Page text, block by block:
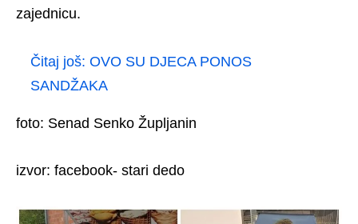
zajednicu.
Čitaj još: OVO SU DJECA PONOS
SANDŽAKA
foto: Senad Senko Župljanin
izvor: facebook- stari dedo